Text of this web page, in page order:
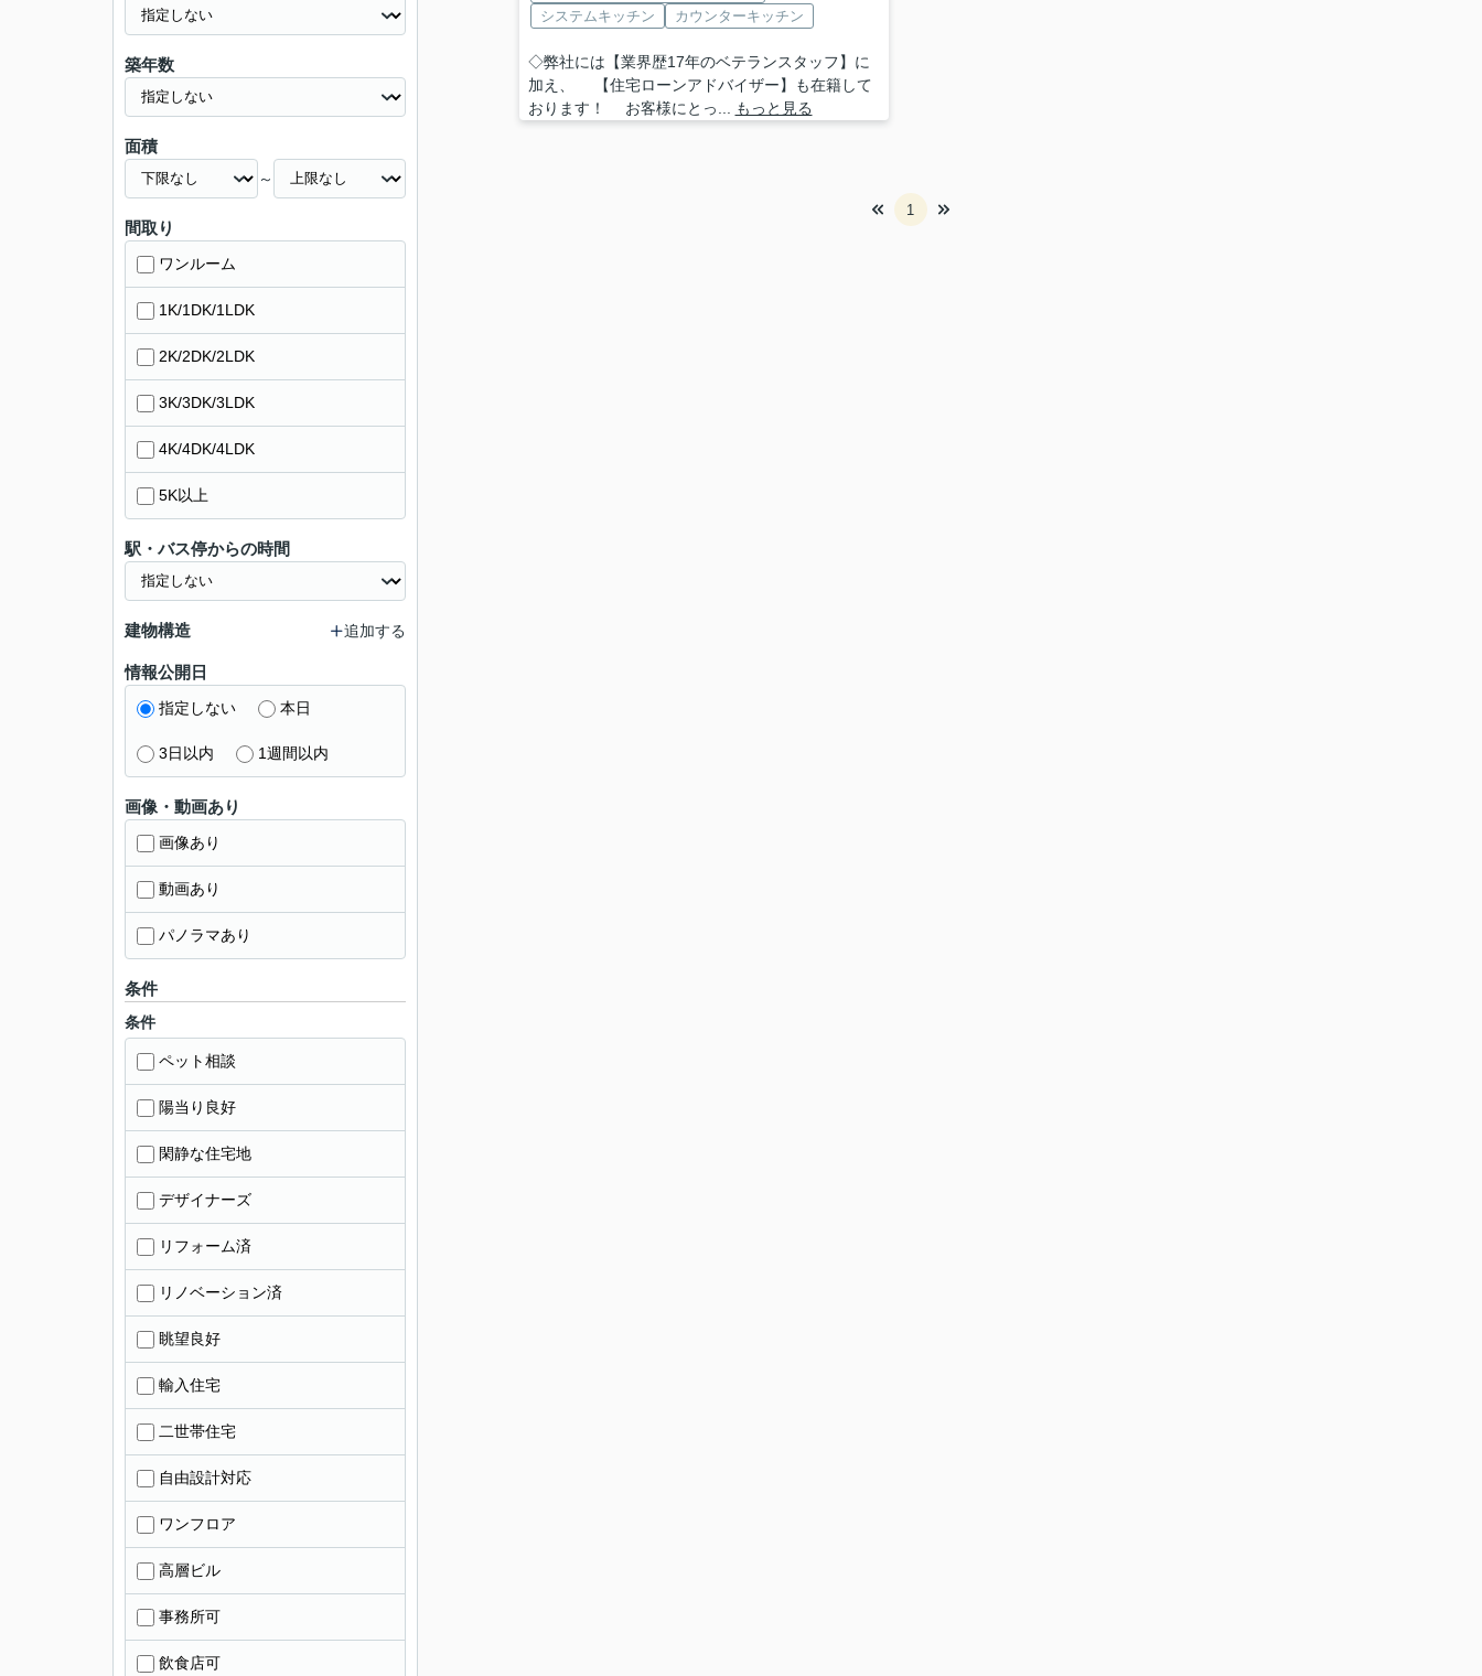
システムキッチン
カウンターキッチン
◇弊社には【業界歴17年のベテランスタッフ】に
加え、 【住宅ローンアドバイザー】も在籍して
おります！ お客様にとっ...
もっと見る
1
築年数
面積
～
間取り
ワンルーム
1K/1DK/1LDK
2K/2DK/2LDK
3K/3DK/3LDK
4K/4DK/4LDK
5K以上
駅・バス停からの時間
建物構造 追加する
情報公開日
指定しない 本日
3日以内 1週間以内
画像・動画あり
画像あり
動画あり
パノラマあり
条件
条件
ペット相談
陽当り良好
閑静な住宅地
デザイナーズ
リフォーム済
リノベーション済
眺望良好
輸入住宅
二世帯住宅
自由設計対応
ワンフロア
高層ビル
事務所可
飲食店可